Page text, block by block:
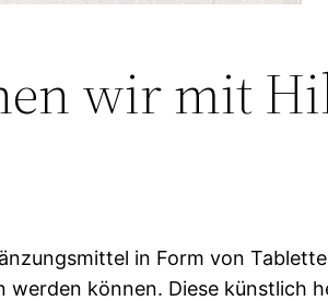
wir mit
in Form von
werden können. Diese künstlich